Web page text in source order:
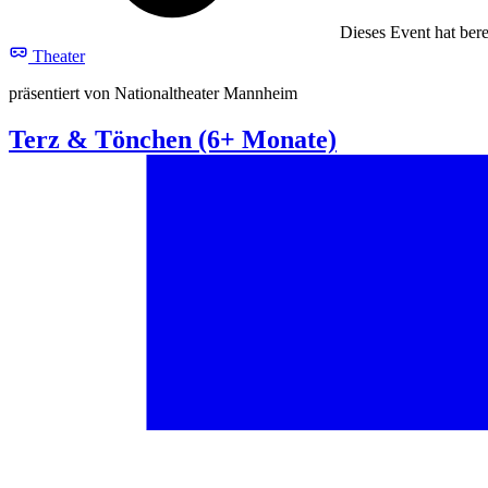
Dieses Event hat
Theater
präsentiert von Nationaltheater Mannheim
Terz & Tönchen (6+ Monate)